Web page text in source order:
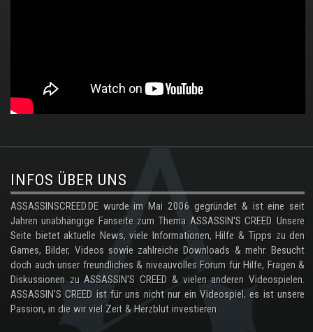
.
INFOS ÜBER UNS
ASSASSINSCREED.DE wurde im Mai 2006 gegründet & ist eine seit
Jahren unabhängige Fanseite zum Thema ASSASSIN'S CREED. Unsere
Seite bietet aktuelle News, viele Informationen, Hilfe & Tipps zu den
Games, Bilder, Videos sowie zahlreiche Downloads & mehr. Besucht
doch auch unser freundliches & niveauvolles Forum für Hilfe, Fragen &
Diskussionen zu ASSASSIN'S CREED & vielen anderen Videospielen.
ASSASSIN'S CREED ist für uns nicht nur ein Videospiel, es ist unsere
Passion, in die wir viel Zeit & Herzblut investieren.